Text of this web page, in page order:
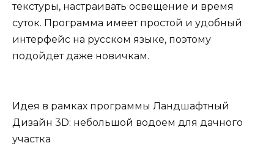
текстуры, настраивать освещение и время
суток. Программа имеет простой и удобный
интерфейс на русском языке, поэтому
подойдет даже новичкам.
Идея в рамках программы Ландшафтный
Дизайн 3D: небольшой водоем для дачного
участка